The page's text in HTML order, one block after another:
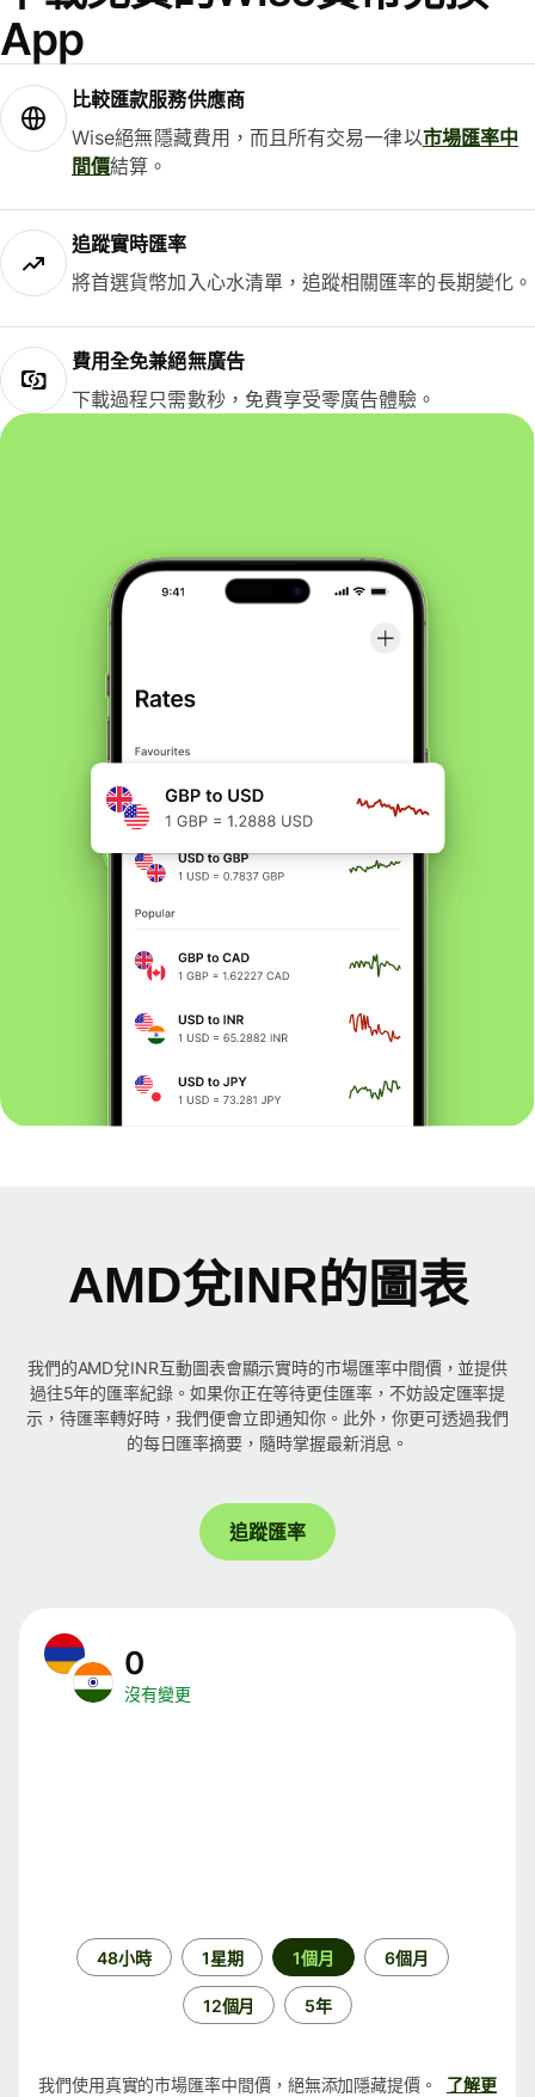
App
比較匯款服務供應商
Wise絕無隱藏費用，而且所有交易一律以市場匯率中
間價結算。
追蹤實時匯率
將首選貨幣加入心水清單，追蹤相關匯率的長期變化。
費用全免兼絕無廣告
下載過程只需數秒，免費享受零廣告體驗。
AMD兌INR的圖表
我們的AMD兌INR互動圖表會顯示實時的市場匯率中間價，並提供
過往5年的匯率紀錄。如果你正在等待更佳匯率，不妨設定匯率提
示，待匯率轉好時，我們便會立即通知你。此外，你更可透過我們
的每日匯率摘要，隨時掌握最新消息。
追蹤匯率
0
沒有變更
48小時 1星期 1個月 6個月
12個月 5年
我們使用真實的市場匯率中間價，絕無添加隱藏提價。
了解更